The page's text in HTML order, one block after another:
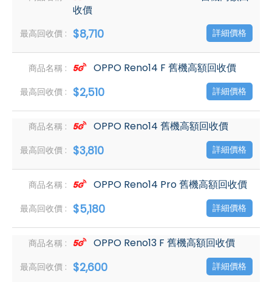
收價
$8,710 詳細價格
OPPO Reno14 F 舊機高額回收價
$2,510 詳細價格
OPPO Reno14 舊機高額回收價
$3,810 詳細價格
OPPO Reno14 Pro 舊機高額回收價
$5,180 詳細價格
OPPO Reno13 F 舊機高額回收價
$2,600 詳細價格